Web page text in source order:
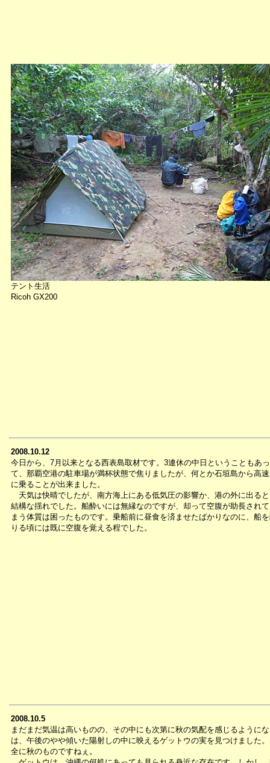
テント生活
Ricoh GX200
2008.10.12
今日から、7月以来となる西表島取材です。3連休の中日ということもあっ
て、那覇空港の駐車場が満杯状態で焦りましたが、何とか石垣島から高
に乗ることが出来ました。
天気は快晴でしたが、南方海上にある低気圧の影響か、港の外に出る
結構な揺れでした。船酔いには無縁なのですが、却って空腹が助長され
まう体質は困ったものです。乗船前に昼食を済ませたばかりなのに、船
りる頃には既に空腹を覚える程でした。
2008.10.5
まだまだ気温は高いものの、その中にも次第に秋の気配を感じるように
は、午後のやや傾いた陽射しの中に映えるゲットウの実を見つけました
全に秋のものですねぇ。